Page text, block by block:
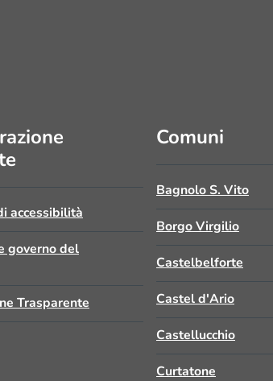
accessibilità
governo del
Trasparente
Comuni
Bagnolo S. Vito
Borgo Virgilio
Castelbelforte
Castel d'Ario
Castellucchio
Curtatone